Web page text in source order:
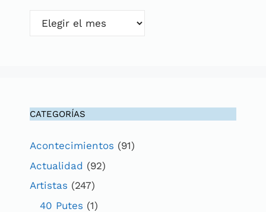
Archivos
CATEGORÍAS
Acontecimientos (91)
Actualidad (92)
Artistas (247)
40 Putes (1)